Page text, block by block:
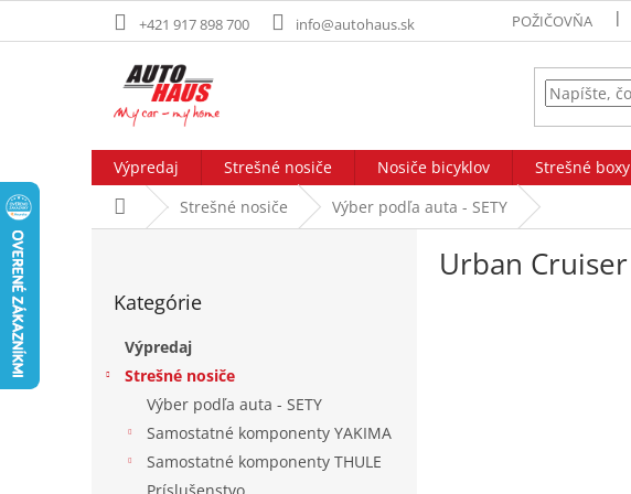
+421 917 898 700 info@autohaus.sk POŽIČOVŇA
Výpredaj Strešné nosiče Nosiče bicyklov Strešné boxy
DomovStrešné nosiče Výber podľa auta - SETY
kategórie
Kategórie
Výpredaj
Strešné nosiče
Výber podľa auta - SETY
Samostatné komponenty YAKIMA
Samostatné komponenty THULE
Urban Cruiser